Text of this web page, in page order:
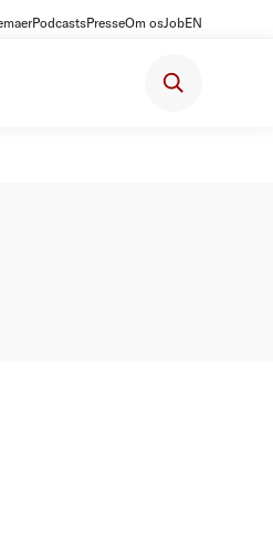
PodcastsPresseOm osJobEN